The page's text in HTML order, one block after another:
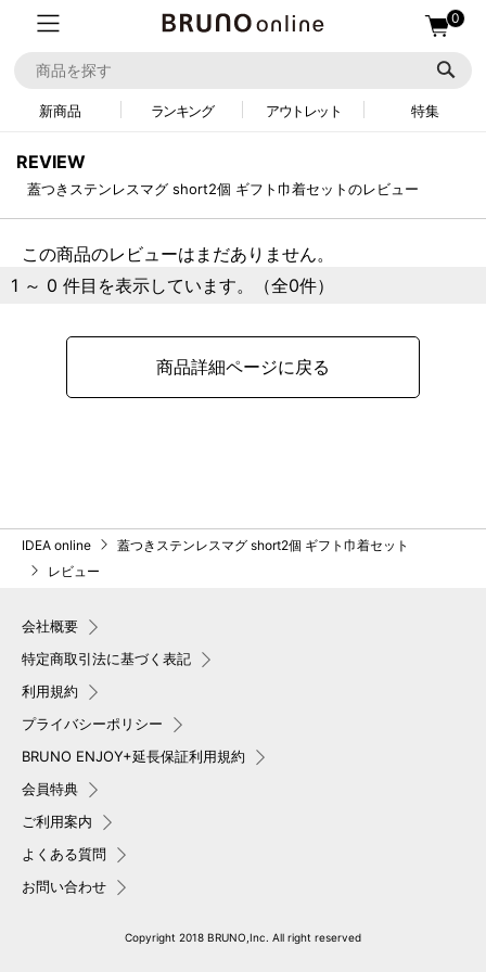
0
新商品 ランキング アウトレット 特集
REVIEW
蓋つきステンレスマグ short2個 ギフト巾着セットのレビュー
この商品のレビューはまだありません。
1 ～ 0 件目を表示しています。（全0件）
商品詳細ページに戻る
IDEA online
蓋つきステンレスマグ short2個 ギフト巾着セット
レビュー
会社概要
特定商取引法に基づく表記
利用規約
プライバシーポリシー
BRUNO ENJOY+延長保証利用規約
会員特典
ご利用案内
よくある質問
お問い合わせ
Copyright 2018 BRUNO,Inc. All right reserved